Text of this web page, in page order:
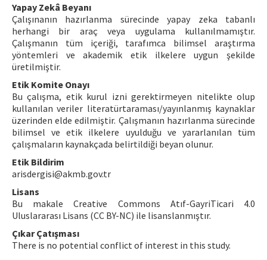
Yapay Zekâ Beyanı
Çalışınanın hazırlanma sürecinde yapay zeka tabanlı
herhangi bir araç veya uygulama kullanılmamıştır.
Çalışmanın tüm içeriği, tarafımca bilimsel araştırma
yöntemleri ve akademik etik ilkelere uygun şekilde
üretilmiştir.
Etik Komite Onayı
Bu çalışma, etik kurul izni gerektirmeyen nitelikte olup
kullanılan veriler literatürtaraması/yayınlanmış kaynaklar
üzerinden elde edilmiştir. Çalışmanın hazırlanma sürecinde
bilimsel ve etik ilkelere uyulduğu ve yararlanılan tüm
çalışmaların kaynakçada belirtildiği beyan olunur.
Etik Bildirim
arisdergisi@akmb.gov.tr
Lisans
Bu makale Creative Commons Atıf-GayriTicari 4.0
Uluslararası Lisans (CC BY-NC) ile lisanslanmıştır.
Çıkar Çatışması
There is no potential conflict of interest in this study.